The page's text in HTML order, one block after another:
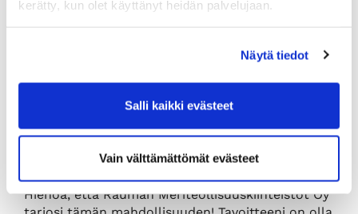
kerätty, kun olet käyttänyt heidän palvelujaan.
Näytä tiedot
Salli kaikki evästeet
Vain välttämättömät evästeet
tutustumisen ja luotan, että saan Seaside
positiivista, tällaisten henkilöiden kanssa on hyvä
tehdä töitä.
Mistä sinut löytää?
Toimipisteeni on siellä missä moni
verkostoyrityskin, Seaside Industry Parkissa.
Hienoa, että Rauman Meriteollisuuskiinteistöt Oy